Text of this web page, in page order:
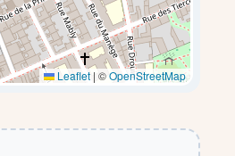
Leaflet | ©OpenStreetMap